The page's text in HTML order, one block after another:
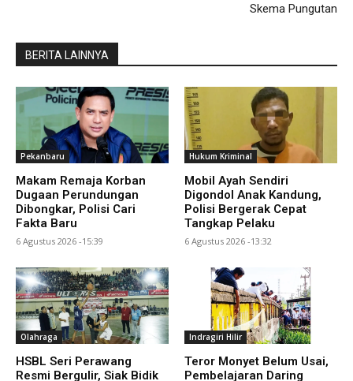
Skema Pungutan
BERITA LAINNYA
Pekanbaru
Makam Remaja Korban
Dugaan Perundungan
Dibongkar, Polisi Cari
Fakta Baru
6 Agustus 2026 -15:39
Hukum Kriminal
Mobil Ayah Sendiri
Digondol Anak Kandung,
Polisi Bergerak Cepat
Tangkap Pelaku
6 Agustus 2026 -13:32
Olahraga
HSBL Seri Perawang
Resmi Bergulir, Siak Bidik
Indragiri Hilir
Teror Monyet Belum Usai,
Pembelajaran Daring